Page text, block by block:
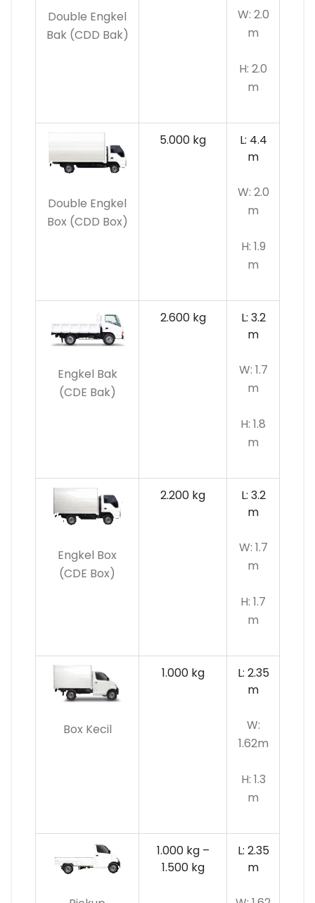
Double Engkel
Bak (CDD Bak)
W: 2.0
m
H: 2.0
m
Double Engkel
Box (CDD Box)
5.000 kg
L: 4.4
m
W: 2.0
m
H: 1.9
m
Engkel Bak
(CDE Bak)
2.600 kg
L: 3.2
m
W: 1.7
m
H: 1.8
m
Engkel Box
(CDE Box)
2.200 kg
L: 3.2
m
W: 1.7
m
H: 1.7
m
Box Kecil
1.000 kg
L: 2.35
m
W:
1.62m
H: 1.3
m
1.000 kg –
1.500 kg
L: 2.35
m